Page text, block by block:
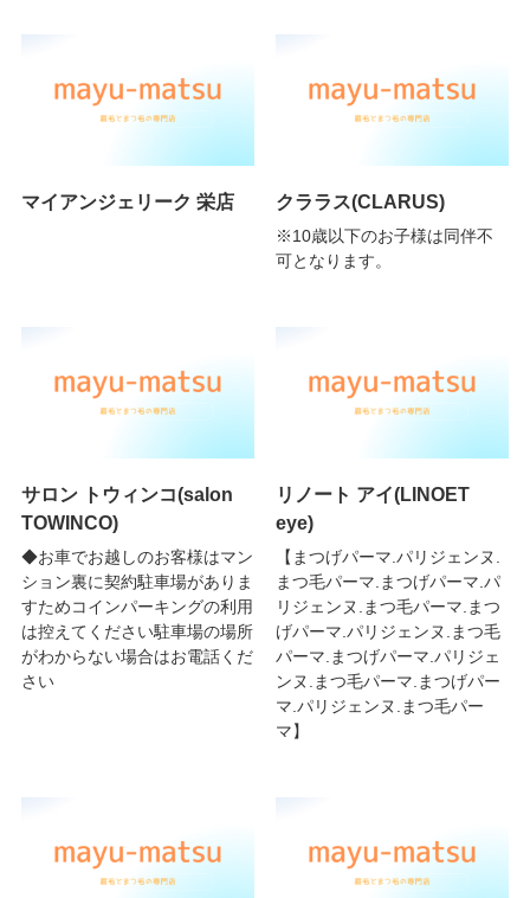
マイアンジェリーク 栄店 クララス(CLARUS)
※10歳以下のお子様は同伴不
可となります。
サロン トウィンコ(salon
TOWINCO)
◆お車でお越しのお客様はマン
ション裏に契約駐車場がありま
すためコインパーキングの利用
は控えてください駐車場の場所
がわからない場合はお電話くだ
さい
リノート アイ(LINOET
eye)
【まつげパーマ.パリジェンヌ.
まつ毛パーマ.まつげパーマ.パ
リジェンヌ.まつ毛パーマ.まつ
げパーマ.パリジェンヌ.まつ毛
パーマ.まつげパーマ.パリジェ
ンヌ.まつ毛パーマ.まつげパー
マ.パリジェンヌ.まつ毛パー
マ】